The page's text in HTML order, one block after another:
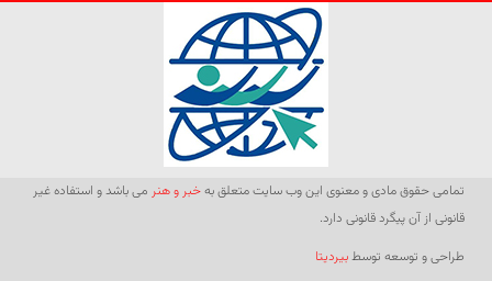
تمامی حقوق مادی و معنوی این وب سایت متعلق بهخبر و هنر می باشد و استفاده غیر
قانونی از آن پیگرد قانونی دارد.
طراحی و توسعه توسطبیردیتا